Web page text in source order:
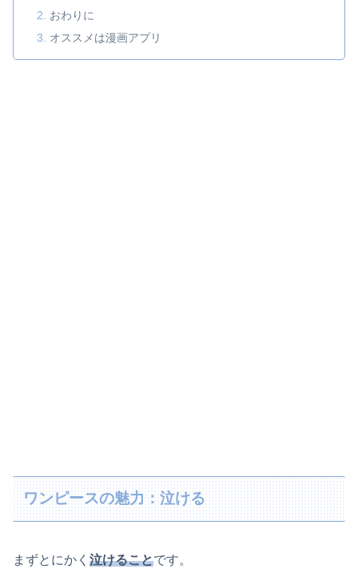
おわりに
オススメは漫画アプリ
ワンピースの魅力：泣ける
まずとにかく 泣けることです。